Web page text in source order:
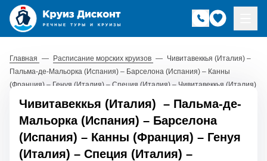
Главная — Расписание морских круизов — Чивитавеккья (Италия) –
Пальма-де-Мальорка (Испания) – Барселона (Испания) – Канны
(Франция) – Генуя (Италия) – Специя (Италия) – Чивитавеккья (Италия)
Чивитавеккья (Италия) – Пальма-де-
Мальорка (Испания) – Барселона
(Испания) – Канны (Франция) – Генуя
(Италия) – Специя (Италия) –